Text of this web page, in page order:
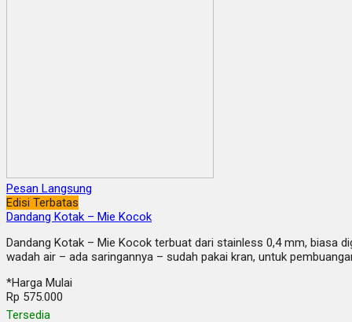
Pesan Langsung
Edisi Terbatas
Dandang Kotak – Mie Kocok
Dandang Kotak – Mie Kocok terbuat dari stainless 0,4 mm, biasa
wadah air – ada saringannya – sudah pakai kran, untuk
*Harga Mulai
Rp 575.000
Tersedia